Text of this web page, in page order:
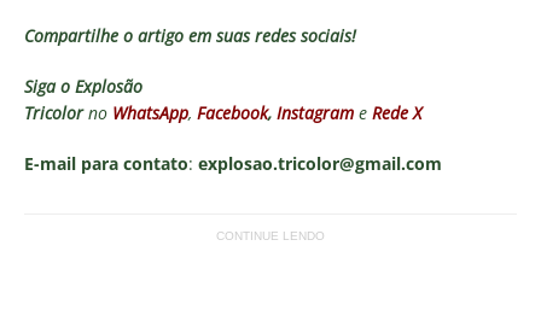
Compartilhe o artigo em suas redes sociais!
Siga o Explosão
Tricolorno WhatsApp, Facebook, Instagram e Rede X
E-mail para contato: explosao.tricolor@gmail.com
CONTINUE LENDO